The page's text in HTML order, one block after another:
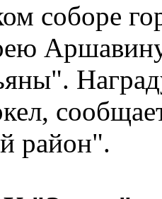
соборе
район".